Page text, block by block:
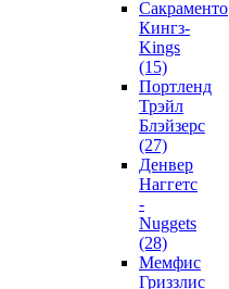
Сакраменто
Кингз-
Kings
(15)
Портленд
Трэйл
Блэйзерс
(27)
Денвер
Наггетс
-
Nuggets
(28)
Мемфис
Гриззлис